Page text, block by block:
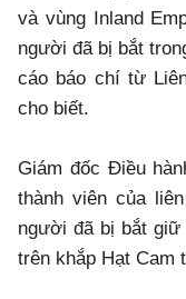
và vùng Inland
người đã bị bắt
cáo báo chí từ
cho biết.
Giám đốc Điều
thành viên của
người đã bị bắt
trên khắp Hạt Cam